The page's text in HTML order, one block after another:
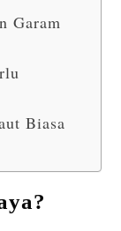
Garam
Biasa